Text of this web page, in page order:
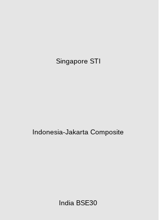
Singapore STI
Indonesia-Jakarta Composite
India BSE30